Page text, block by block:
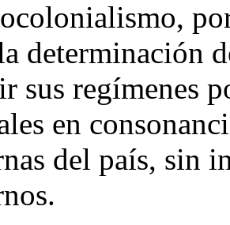
determinación
sus regímenes
en
del país, sin